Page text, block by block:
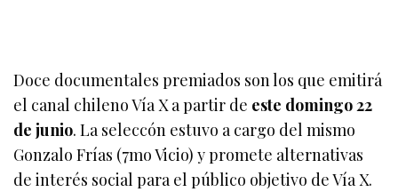
Doce documentales premiados son los que emitirá
el canal chileno Vía X a partir de este domingo 22
de junio. La seleccón estuvo a cargo del mismo
Gonzalo Frías (7mo Vicio) y promete alternativas
de interés social para el público objetivo de Vía X.